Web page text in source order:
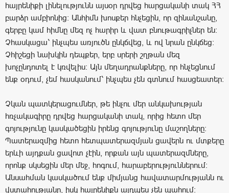
հայրենիքի լինելությունն այսօր դրվեց հարցականի տակ ՀՀ
բարձր ամբիոնից։ Անհիմն խոսքեր հնչեցին, որ զինանշանը,
գերբը կամ հիմնը մեզ ոչ հարիր և վատ բնութագրիչներ են։
Չհասկացա՝ ինչպես առյուծն ընկճվեց, և ով նրան ընկճեց։
Չհիշեցի նախկին դեպքեր, երբ սրերի շղթան մեզ
խոչընդոտել է կռվելիս։ Այն մեղադրանքները, որ հնչեցնում
ենք օդում, չեմ հասկանում՝ ինչպես չեն գտնում հասցեատեր։
Չկան պատկերացումներ, թե ինչու մեր անկախության
հռչակագիրը դրվեց հարցականի տակ, որից հետո մեր
գոյությունը կասկածեցին իրենց գոյությունը մաշողները։
Պատերազմից հետո հետպատերազմյան ցավերն ու մտքերը
երևի այդքան ցավոտ չէին, որքան այն պատերազմները,
որոնք սկսեցին մեր մեջ, հոգում, հարաբերություններում։
Անսահման կասկածում ենք միմյանց հավատարմությանն ու
վստահությանը, իսկ հայրենիքն այդպես չեն պահում։